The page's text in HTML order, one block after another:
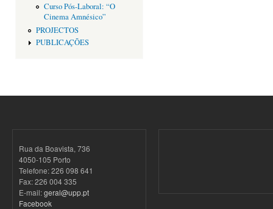
Curso Pós-Laboral: “O
Cinema Amnésico”
PROJECTOS
PUBLICAÇÕES
Rua da Boavista, 736
4050-105 Porto
Telefone: 226 098 641
Fax: 226 004 335
E-mail:geral@upp.pt
Facebook